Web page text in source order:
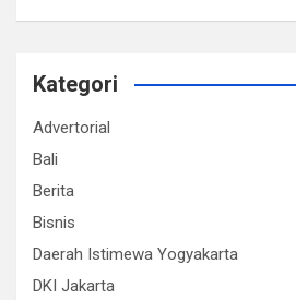
Kategori
Advertorial
Bali
Berita
Bisnis
Daerah Istimewa Yogyakarta
DKI Jakarta